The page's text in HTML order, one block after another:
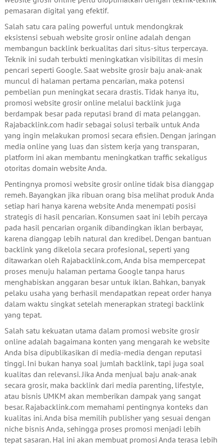
pemasaran digital yang efektif.
Salah satu cara paling powerful untuk mendongkrak
eksistensi sebuah website grosir online adalah dengan
membangun backlink berkualitas dari situs-situs terpercaya.
Teknik ini sudah terbukti meningkatkan visibilitas di mesin
pencari seperti Google. Saat website grosir baju anak-anak
muncul di halaman pertama pencarian, maka potensi
pembelian pun meningkat secara drastis. Tidak hanya itu,
promosi website grosir online melalui backlink juga
berdampak besar pada reputasi brand di mata pelanggan.
Rajabacklink.com hadir sebagai solusi terbaik untuk Anda
yang ingin melakukan promosi secara efisien. Dengan jaringan
media online yang luas dan sistem kerja yang transparan,
platform ini akan membantu meningkatkan traffic sekaligus
otoritas domain website Anda.
Pentingnya promosi website grosir online tidak bisa dianggap
remeh. Bayangkan jika ribuan orang bisa melihat produk Anda
setiap hari hanya karena website Anda menempati posisi
strategis di hasil pencarian. Konsumen saat ini lebih percaya
pada hasil pencarian organik dibandingkan iklan berbayar,
karena dianggap lebih natural dan kredibel. Dengan bantuan
backlink yang dikelola secara profesional, seperti yang
ditawarkan oleh Rajabacklink.com, Anda bisa mempercepat
proses menuju halaman pertama Google tanpa harus
menghabiskan anggaran besar untuk iklan. Bahkan, banyak
pelaku usaha yang berhasil mendapatkan repeat order hanya
dalam waktu singkat setelah menerapkan strategi backlink
yang tepat.
Salah satu kekuatan utama dalam promosi website grosir
online adalah bagaimana konten yang mengarah ke website
Anda bisa dipublikasikan di media-media dengan reputasi
tinggi. Ini bukan hanya soal jumlah backlink, tapi juga soal
kualitas dan relevansi. Jika Anda menjual baju anak-anak
secara grosir, maka backlink dari media parenting, lifestyle,
atau bisnis UMKM akan memberikan dampak yang sangat
besar. Rajabacklink.com memahami pentingnya konteks dan
kualitas ini. Anda bisa memilih publisher yang sesuai dengan
niche bisnis Anda, sehingga proses promosi menjadi lebih
tepat sasaran. Hal ini akan membuat promosi Anda terasa lebih